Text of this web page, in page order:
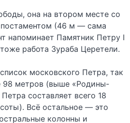
она на втором месте со
(46 м — сама
напоминает Памятник Петру I
работа Зураба Церетели.
московского Петра, так
98 метров (выше «Родины-
составляет всего 18
Всё остальное — это
колонны и